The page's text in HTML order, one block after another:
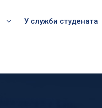
У служби студената